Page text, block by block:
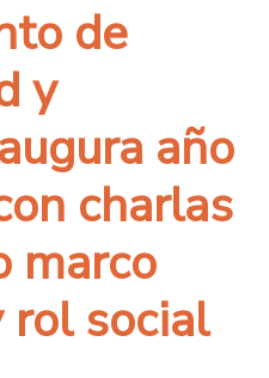
de
y
año
charlas
marco
rol social